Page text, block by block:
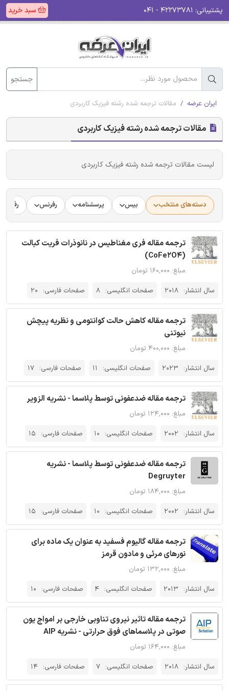
پشتیبانی: سبد خرید
جستجو
ایران عرضه مقالات ترجمه شده رشته فیزیک کاربردی
مقالات ترجمه شده رشته فیزیک کاربردی
لیست مقالات ترجمه شده رشته فیزیک کاربردی
دسته‌های منتخب بیس پرسشنامه رفرنس
ترجمه مقاله فری مغناطیس در نانوذرات فریت کبالت
(CoFe2O4)
مبلغ: ۱۶۰,۰۰۰ تومان
سال انتشار: 2018 صفحات انگلیسی: 8 صفحات فارسی: 20
ترجمه مقاله کاهش حالت کوانتومی و نظریه پیچش
نیوتنی
مبلغ: ۴۰۰,۰۰۰ تومان
سال انتشار: 2023 صفحات انگلیسی: 11 صفحات فارسی: 17
ترجمه مقاله ضدعفونی توسط پلاسما - نشریه الزویر
مبلغ: ۱۲۴,۰۰۰ تومان
سال انتشار: 2002 صفحات انگلیسی: 10 صفحات فارسی: 15
ترجمه مقاله ضدعفونی توسط پلاسما - نشریه
Degruyter
مبلغ: ۱۸۴,۰۰۰ تومان
سال انتشار: 2002 صفحات انگلیسی: 10 صفحات فارسی: 15
ترجمه مقاله گالیوم فسفید به عنوان یک ماده برای
نورهای مرئی و مادون قرمز
مبلغ: ۱۳۲,۰۰۰ تومان
سال انتشار: 2013 صفحات انگلیسی: 4 صفحات فارسی: 10
ترجمه مقاله تاثیر نیروی تناوبی خارجی بر امواج یون
صوتی در پلاسماهای فوق حرارتی - نشریه AIP
مبلغ: ۱۶۴,۰۰۰ تومان
سال انتشار: 2018 صفحات انگلیسی: 7 صفحات فارسی: 14